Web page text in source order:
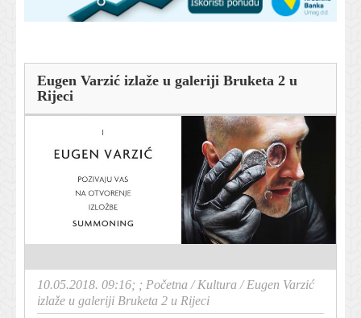
Eugen Varzić izlaže u galeriji Bruketa 2 u
Rijeci
10.05.2018. 09:16; ; Početna /Kultura /Eugen Varzić
izlaže u galeriji Bruketa 2 u Rijeci